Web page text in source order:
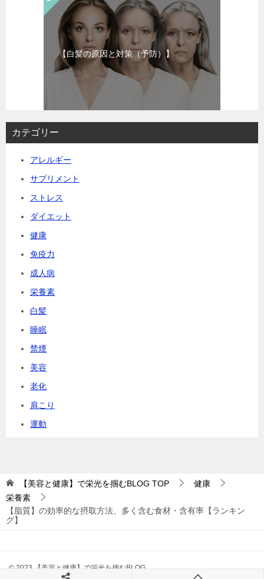
【白髪の原因と対策（予防）】
カテゴリー
アレルギー
サプリメント
ストレス
ダイエット
健康
免疫力
成人病
栄養素
白髪
睡眠
禁煙
美容
老化
肩こり
運動
【美容と健康】で栄光を掴むBLOG TOP
健康
栄養素
【脂質】の効率的な摂取方法、多く含む食材・含有率【ランキン
グ】
© 2023 【美容と健康】で栄光を掴むBLOG